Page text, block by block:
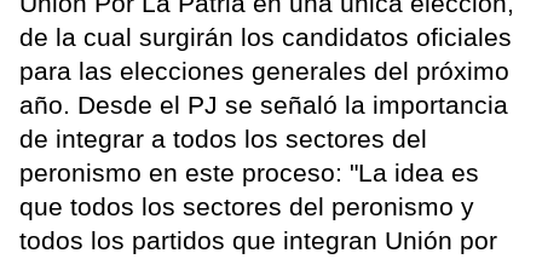
de la cual surgirán los candidatos oficiales
para las elecciones generales del próximo
año. Desde el PJ se señaló la importancia
de integrar a todos los sectores del
peronismo en este proceso: "La idea es
que todos los sectores del peronismo y
todos los partidos que integran Unión por